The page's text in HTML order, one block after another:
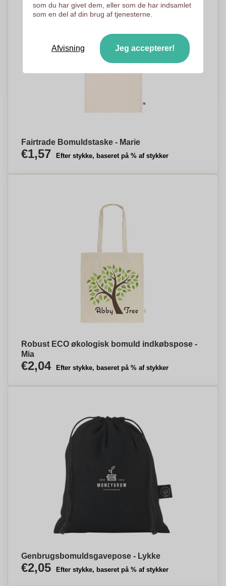
Fairtrade Bomuldstaske - Marie
€1,57 Efter stykke, baseret på % af stykker
Robust ECO økologisk bomuld indkøbspose -
Mia
€2,04 Efter stykke, baseret på % af stykker
Genbrugsbomuldsgavepose - Lykke
€2,05 Efter stykke, baseret på % af stykker
som du har givet dem, eller som de har indsamlet
som en del af din brug af tjenesterne.
Afvisning Jeg accepterer!